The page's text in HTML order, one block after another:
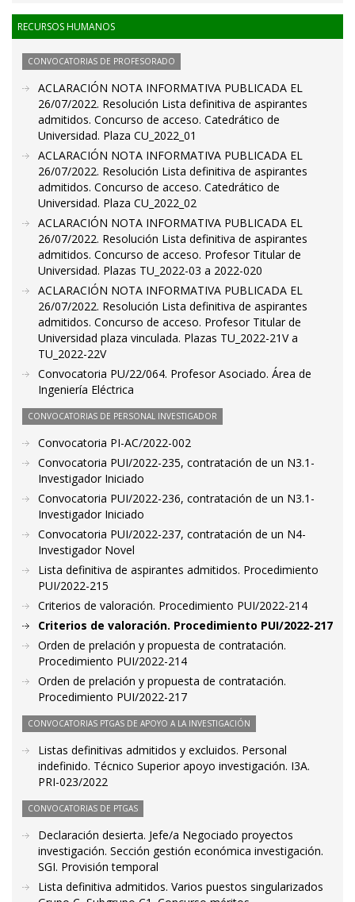
RECURSOS HUMANOS
CONVOCATORIAS DE PROFESORADO
ACLARACIÓN NOTA INFORMATIVA PUBLICADA EL
26/07/2022. Resolución Lista definitiva de aspirantes
admitidos. Concurso de acceso. Catedrático de
Universidad. Plaza CU_2022_01
ACLARACIÓN NOTA INFORMATIVA PUBLICADA EL
26/07/2022. Resolución Lista definitiva de aspirantes
admitidos. Concurso de acceso. Catedrático de
Universidad. Plaza CU_2022_02
ACLARACIÓN NOTA INFORMATIVA PUBLICADA EL
26/07/2022. Resolución Lista definitiva de aspirantes
admitidos. Concurso de acceso. Profesor Titular de
Universidad. Plazas TU_2022-03 a 2022-020
ACLARACIÓN NOTA INFORMATIVA PUBLICADA EL
26/07/2022. Resolución Lista definitiva de aspirantes
admitidos. Concurso de acceso. Profesor Titular de
Universidad plaza vinculada. Plazas TU_2022-21V a
TU_2022-22V
Convocatoria PU/22/064. Profesor Asociado. Área de
Ingeniería Eléctrica
CONVOCATORIAS DE PERSONAL INVESTIGADOR
Convocatoria PI-AC/2022-002
Convocatoria PUI/2022-235, contratación de un N3.1-
Investigador Iniciado
Convocatoria PUI/2022-236, contratación de un N3.1-
Investigador Iniciado
Convocatoria PUI/2022-237, contratación de un N4-
Investigador Novel
Lista definitiva de aspirantes admitidos. Procedimiento
PUI/2022-215
Criterios de valoración. Procedimiento PUI/2022-214
Criterios de valoración. Procedimiento PUI/2022-217
Orden de prelación y propuesta de contratación.
Procedimiento PUI/2022-214
Orden de prelación y propuesta de contratación.
Procedimiento PUI/2022-217
CONVOCATORIAS PTGAS DE APOYO A LA INVESTIGACIÓN
Listas definitivas admitidos y excluidos. Personal
indefinido. Técnico Superior apoyo investigación. I3A.
PRI-023/2022
CONVOCATORIAS DE PTGAS
Declaración desierta. Jefe/a Negociado proyectos
investigación. Sección gestión económica investigación.
SGI. Provisión temporal
Lista definitiva admitidos. Varios puestos singularizados